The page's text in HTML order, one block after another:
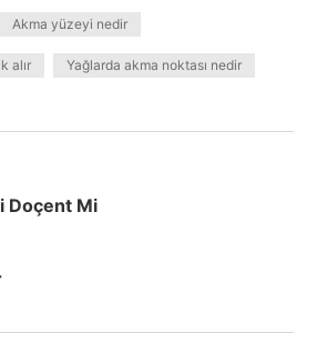
Akma yüzeyi nedir
alır Yağlarda akma noktası nedir
Doçent Mi